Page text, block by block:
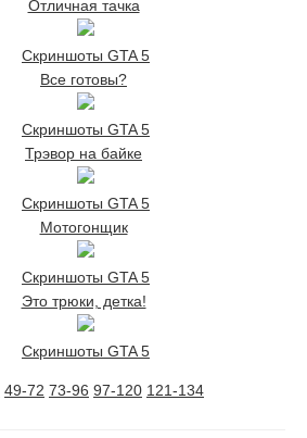
Отличная тачка
Скриншоты GTA 5
Все готовы?
Скриншоты GTA 5
Трэвор на байке
Скриншоты GTA 5
Мотогонщик
Скриншоты GTA 5
Это трюки, детка!
Скриншоты GTA 5
49-72 73-96 97-120 121-134